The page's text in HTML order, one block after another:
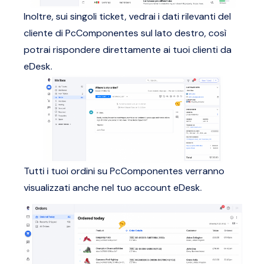
Inoltre, sui singoli ticket, vedrai i dati rilevanti del
cliente di PcComponentes sul lato destro, così
potrai rispondere direttamente ai tuoi clienti da
eDesk.
Tutti i tuoi ordini su PcComponentes verranno
visualizzati anche nel tuo account eDesk.